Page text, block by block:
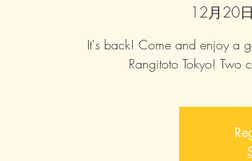
12月20
It's back! Come and enjoy a
Rangitoto Tokyo! Two